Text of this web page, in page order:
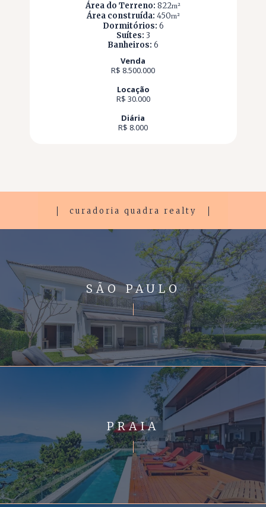
Área do Terreno: 822m²
Área construída: 450m²
Dormitórios: 6
Suítes: 3
Banheiros: 6
Venda
R$ 8.500.000
Locação
R$ 30.000
Diária
R$ 8.000
curadoria quadra realty
SÃO PAULO
PRAIA